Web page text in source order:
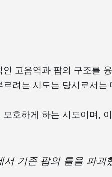
고음역과 팝의 구조를
려는 시도는 당시로서는
호하게 하는 시도이며,
서 기존 팝의 틀을 파괴